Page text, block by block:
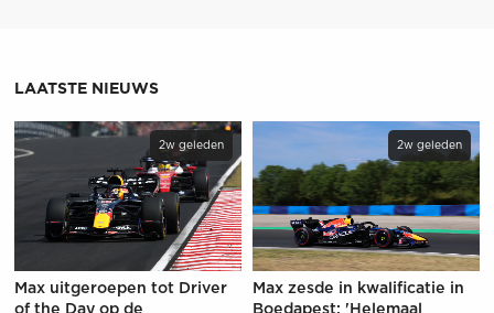
LAATSTE NIEUWS
2w geleden
Max uitgeroepen tot Driver
2w geleden
Max zesde in kwalificatie in